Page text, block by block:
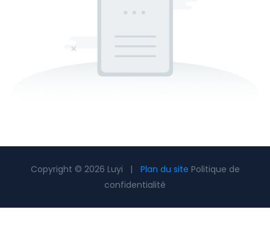
Copyright © 2026 Luyi | Plan du site Politique de
confidentialité